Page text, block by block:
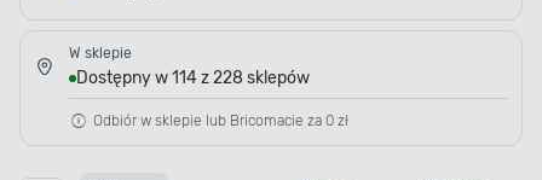
W sklepie
Dostępny w 114 z 228 sklepów
Odbiór w sklepie lub Bricomacie za 0 zł